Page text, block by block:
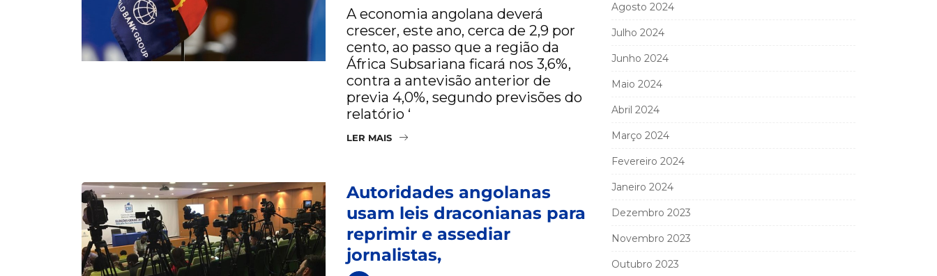
A economia angolana deverá
crescer, este ano, cerca de 2,9 por
cento, ao passo que a região da
África Subsariana ficará nos 3,6%,
contra a antevisão anterior de
previa 4,0%, segundo previsões do
relatório ‘
LER MAIS
Autoridades angolanas
usam leis draconianas para
reprimir e assediar
jornalistas,
Agosto 2024
Julho 2024
Junho 2024
Maio 2024
Abril 2024
Março 2024
Fevereiro 2024
Janeiro 2024
Dezembro 2023
Novembro 2023
Outubro 2023